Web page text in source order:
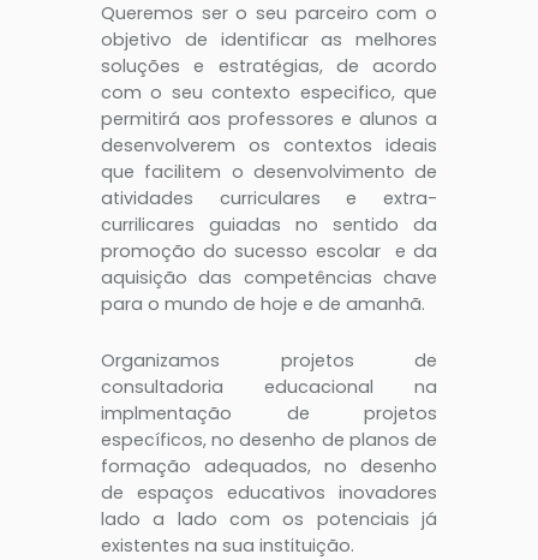
Queremos ser o seu parceiro com o
objetivo de identificar as melhores
soluções e estratégias, de acordo
com o seu contexto especifico, que
permitirá aos professores e alunos a
desenvolverem os contextos ideais
que facilitem o desenvolvimento de
atividades curriculares e extra-
currilicares guiadas no sentido da
promoção do sucesso escolar e da
aquisição das competências chave
para o mundo de hoje e de amanhã.
Organizamos projetos de
consultadoria educacional na
implmentação de projetos
específicos, no desenho de planos de
formação adequados, no desenho
de espaços educativos inovadores
lado a lado com os potenciais já
existentes na sua instituição.